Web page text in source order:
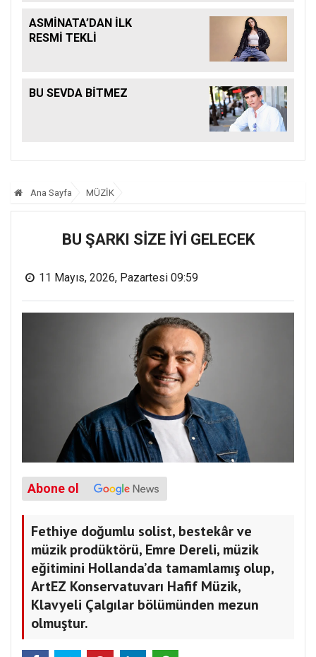
ASMİNATA’DAN İLK
RESMİ TEKLİ
BU SEVDA BİTMEZ
Ana Sayfa MÜZİK
BU ŞARKI SİZE İYİ GELECEK
11 Mayıs, 2026, Pazartesi 09:59
Abone ol
Fethiye doğumlu solist, bestekâr ve
müzik prodüktörü, Emre Dereli, müzik
eğitimini Hollanda’da tamamlamış olup,
ArtEZ Konservatuvarı Hafif Müzik,
Klavyeli Çalgılar bölümünden mezun
olmuştur.